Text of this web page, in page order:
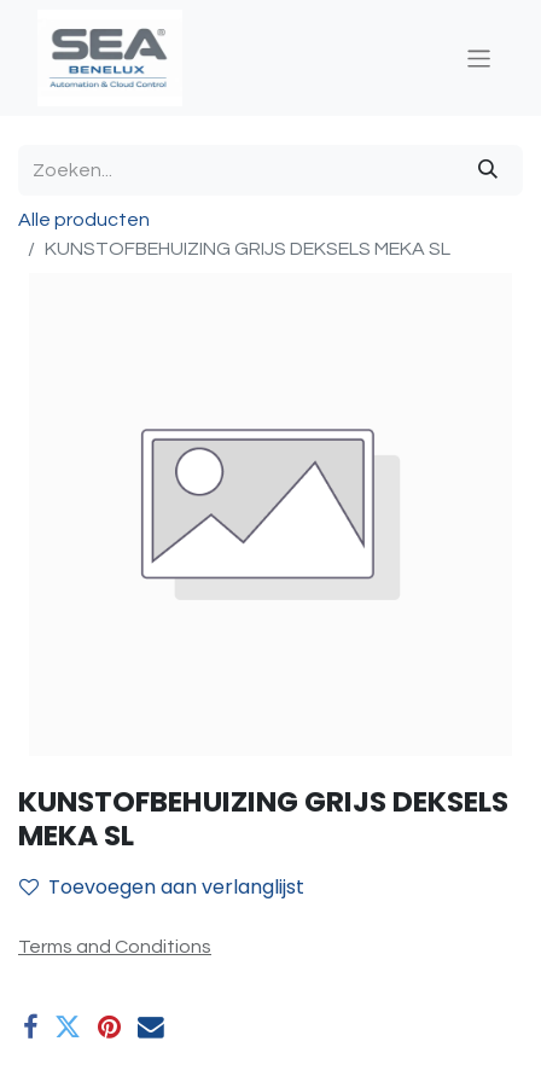
Alle producten
KUNSTOFBEHUIZING GRIJS DEKSELS MEKA SL
KUNSTOFBEHUIZING GRIJS DEKSELS
MEKA SL
Toevoegen aan verlanglijst
Terms and Conditions